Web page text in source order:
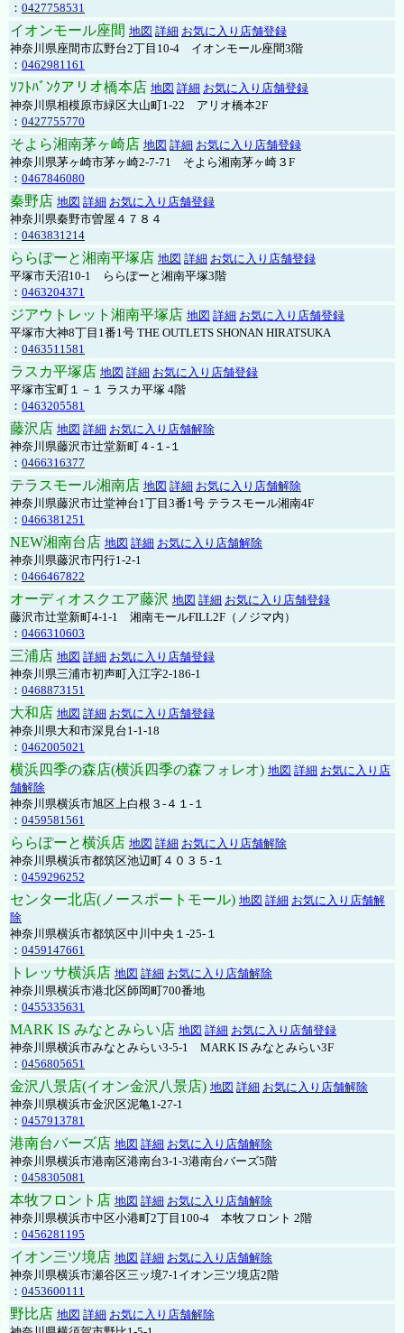
： 0427758531
イオンモール座間 地図 詳細 お気に入り店舗登録
神奈川県座間市広野台2丁目10-4 イオンモール座間3階
： 0462981161
ｿﾌﾄﾊﾞﾝｸアリオ橋本店 地図 詳細 お気に入り店舗登録
神奈川県相模原市緑区大山町1-22 アリオ橋本2F
： 0427755770
そよら湘南茅ヶ崎店 地図 詳細 お気に入り店舗登録
神奈川県茅ヶ崎市茅ヶ崎2‐7‐71 そよら湘南茅ヶ崎３F
： 0467846080
秦野店 地図 詳細 お気に入り店舗登録
神奈川県秦野市曽屋４７８４
： 0463831214
ららぽーと湘南平塚店 地図 詳細 お気に入り店舗登録
平塚市天沼10-1 ららぽーと湘南平塚3階
： 0463204371
ジアウトレット湘南平塚店 地図 詳細 お気に入り店舗登録
平塚市大神8丁目1番1号 THE OUTLETS SHONAN HIRATSUKA
： 0463511581
ラスカ平塚店 地図 詳細 お気に入り店舗登録
平塚市宝町１－１ ラスカ平塚 4階
： 0463205581
藤沢店 地図 詳細 お気に入り店舗解除
神奈川県藤沢市辻堂新町４-１-１
： 0466316377
テラスモール湘南店 地図 詳細 お気に入り店舗解除
神奈川県藤沢市辻堂神台1丁目3番1号 テラスモール湘南4F
： 0466381251
NEW湘南台店 地図 詳細 お気に入り店舗解除
神奈川県藤沢市円行1-2-1
： 0466467822
オーディオスクエア藤沢 地図 詳細 お気に入り店舗登録
藤沢市辻堂新町4-1-1 湘南モールFILL2F（ノジマ内）
： 0466310603
三浦店 地図 詳細 お気に入り店舗登録
神奈川県三浦市初声町入江字2-186-1
： 0468873151
大和店 地図 詳細 お気に入り店舗登録
神奈川県大和市深見台1-1-18
： 0462005021
横浜四季の森店(横浜四季の森フォレオ) 地図 詳細 お気に入り店
舗解除
神奈川県横浜市旭区上白根３-４１-１
： 0459581561
ららぽーと横浜店 地図 詳細 お気に入り店舗解除
神奈川県横浜市都筑区池辺町４０３５-１
： 0459296252
センター北店(ノースポートモール) 地図 詳細 お気に入り店舗解
除
神奈川県横浜市都筑区中川中央１-25-１
： 0459147661
トレッサ横浜店 地図 詳細 お気に入り店舗解除
神奈川県横浜市港北区師岡町700番地
： 0455335631
MARK IS みなとみらい店 地図 詳細 お気に入り店舗登録
神奈川県横浜市みなとみらい3-5-1 MARK IS みなとみらい3F
： 0456805651
金沢八景店(イオン金沢八景店) 地図 詳細 お気に入り店舗解除
神奈川県横浜市金沢区泥亀1-27-1
： 0457913781
港南台バーズ店 地図 詳細 お気に入り店舗解除
神奈川県横浜市港南区港南台3-1-3港南台バーズ5階
： 0458305081
本牧フロント店 地図 詳細 お気に入り店舗解除
神奈川県横浜市中区小港町2丁目100-4 本牧フロント 2階
： 0456281195
イオン三ツ境店 地図 詳細 お気に入り店舗解除
神奈川県横浜市瀬谷区三ッ境7-1イオン三ツ境店2階
： 0453600111
野比店 地図 詳細 お気に入り店舗解除